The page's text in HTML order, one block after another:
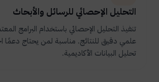
التحليل الإحصائي للرسائل والأبحاث
تنفيذ التحليل الإحصائي باستخدام البرامج
علمي دقيق للنتائج. مناسبة لمن يحتاج دعمًا
تحليل البيانات الأكاديمية.